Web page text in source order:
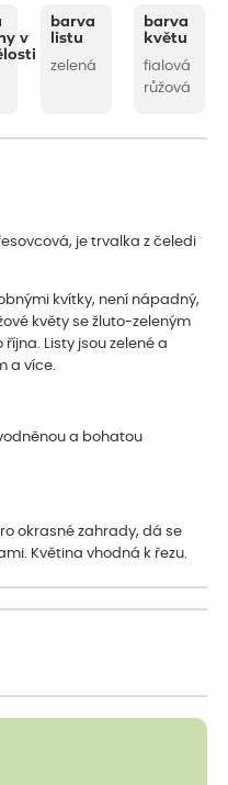
v
barva
listu
zelená
barva
květu
fialová
růžová
je trvalka z čeledi
kvítky, není nápadný,
květy se žluto-zeleným
Listy jsou zelené a
a více.
a bohatou
okrasné zahrady, dá se
Květina vhodná k řezu.